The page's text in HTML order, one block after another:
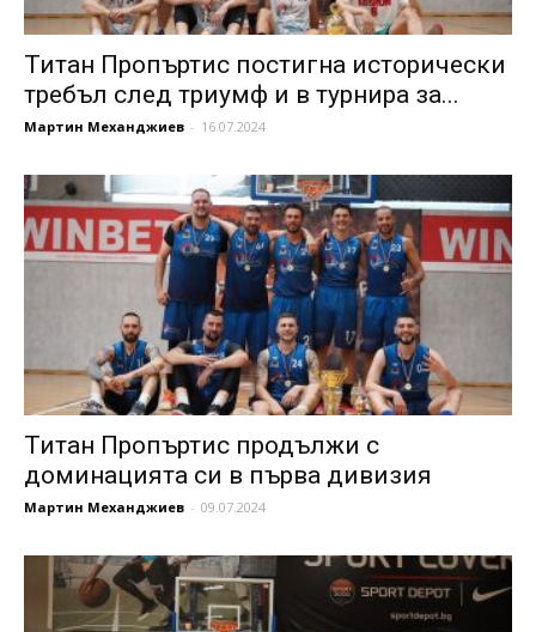
Титан Пропъртис постигна исторически
требъл след триумф и в турнира за...
Мартин Механджиев - 16.07.2024
Титан Пропъртис продължи с
доминацията си в първа дивизия
Мартин Механджиев - 09.07.2024